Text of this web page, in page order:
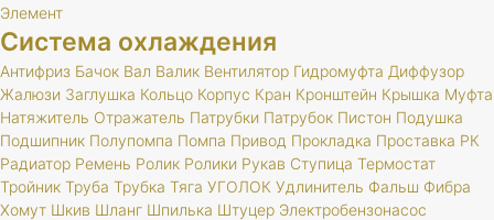
Элемент
Система охлаждения
Антифриз Бачок Вал Валик Вентилятор Гидромуфта Диффузор
Жалюзи Заглушка Кольцо Корпус Кран Кронштейн Крышка Муфта
Натяжитель Отражатель Патрубки Патрубок Пистон Подушка
Подшипник Полупомпа Помпа Привод Прокладка Проставка РК
Радиатор Ремень Ролик Ролики Рукав Ступица Термостат
Тройник Труба Трубка Тяга УГОЛОК Удлинитель Фальш Фибра
Хомут Шкив Шланг Шпилька Штуцер Электробензонасос